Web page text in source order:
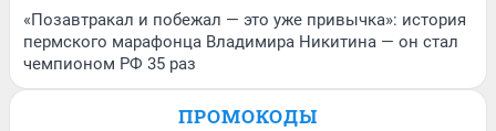
«Позавтракал и побежал — это уже привычка»: история
пермского марафонца Владимира Никитина — он стал
чемпионом РФ 35 раз
ПРОМОКОДЫ